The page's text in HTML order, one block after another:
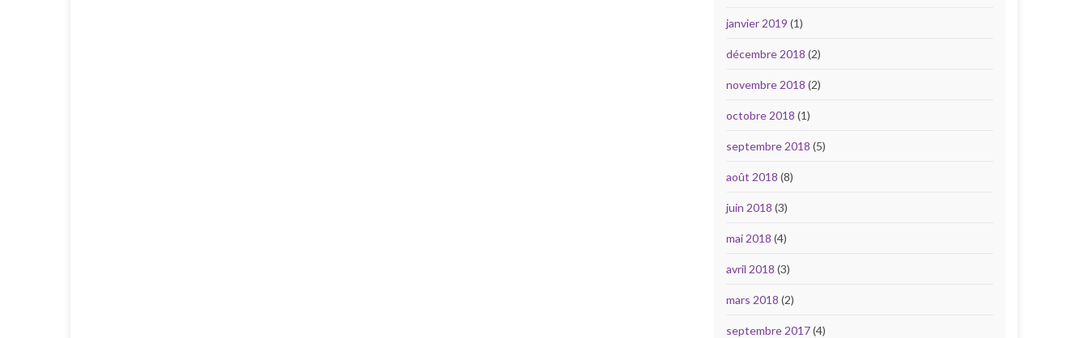
janvier 2019 (1)
décembre 2018 (2)
novembre 2018 (2)
octobre 2018 (1)
septembre 2018 (5)
août 2018 (8)
juin 2018 (3)
mai 2018 (4)
avril 2018 (3)
mars 2018 (2)
septembre 2017(4)